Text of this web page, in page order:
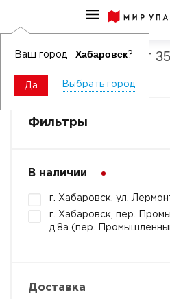
Ваш город Хабаровск?
Да Выбрать город
Стаканы бумажные для горячих
Стаканы бумажные от
Фильтры
В наличии
г. Хабаровск, ул.
г. Хабаровск, пер.
д.8а (пер.
Доставка